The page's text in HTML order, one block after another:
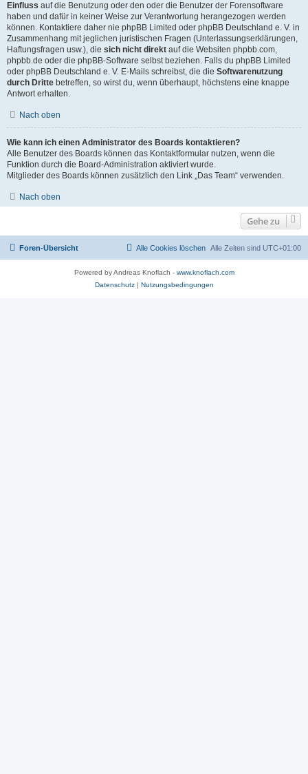
Einfluss auf die Benutzung oder den oder die Benutzer der Forensoftware
haben und dafür in keiner Weise zur Verantwortung herangezogen werden
können. Kontaktiere daher nie phpBB Limited oder phpBB Deutschland e. V. in
Zusammenhang mit jeglichen juristischen Fragen (Unterlassungserklärungen,
Haftungsfragen usw.), die sich nicht direkt auf die Websiten phpbb.com,
phpbb.de oder die phpBB-Software selbst beziehen. Falls du phpBB Limited
oder phpBB Deutschland e. V. E-Mails schreibst, die die Softwarenutzung
durch Dritte betreffen, so wirst du, wenn überhaupt, höchstens eine knappe
Antwort erhalten.
Nach oben
Wie kann ich einen Administrator des Boards kontaktieren?
Alle Benutzer des Boards können das Kontaktformular nutzen, wenn die
Funktion durch die Board-Administration aktiviert wurde.
Mitglieder des Boards können zusätzlich den Link „Das Team“ verwenden.
Nach oben
Gehe zu
Foren-Übersicht Alle Zeiten sind UTC+01:00
Alle Cookies löschen
Powered by Andreas Knoflach - www.knoflach.com
Datenschutz| Nutzungsbedingungen